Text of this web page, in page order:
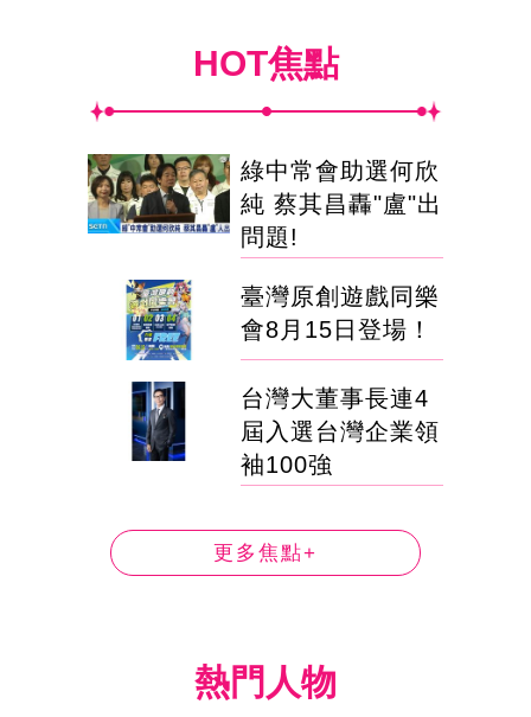
HOT焦點
綠中常會助選何欣
純 蔡其昌轟"盧"出
問題!
臺灣原創遊戲同樂
會8月15日登場！
台灣大董事長連4
屆入選台灣企業領
袖100強
更多焦點+
熱門人物